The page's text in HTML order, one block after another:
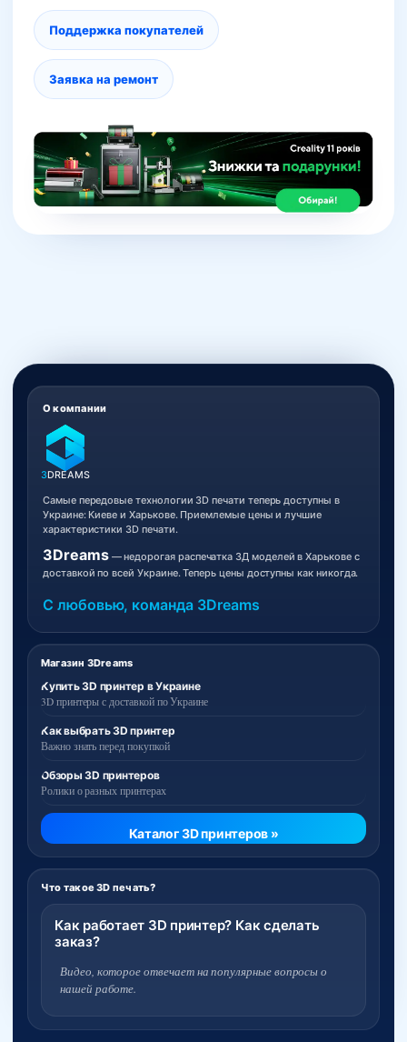
Поддержка покупателей
Заявка на ремонт
Магазин 3Dreams
Купить 3D принтер в Украине
3D принтеры с доставкой по Украине
Как выбрать 3D принтер
Важно знать перед покупкой
Обзоры 3D принтеров
Ролики о разных принтерах
Каталог 3D принтеров »
Что такое 3D печать?
Как работает 3D принтер? Как сделать
заказ?
Видео, которое отвечает на популярные вопросы о
нашей работе.
О компании
3DREAMS
Самые передовые технологии 3D печати теперь доступны в
Украине: Киеве и Харькове. Приемлемые цены и лучшие
характеристики 3D печати.
3Dreams— недорогая распечатка 3Д моделей в Харькове с
доставкой по всей Украине. Теперь цены доступны как никогда.
С любовью, команда 3Dreams